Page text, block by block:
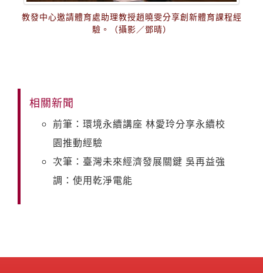
教發中心邀請體育處助理教授趙曉雯分享創新體育課程經
驗。（攝影／鄧晴）
相關新聞
前筆：環境永續講座 林愛玲分享永續校
園推動經驗
次筆：臺灣未來經濟發展關鍵 吳再益強
調：使用乾淨電能